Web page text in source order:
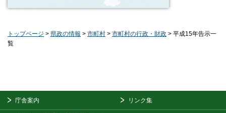
トップページ > 県政の情報 > 市町村 > 市町村の行政・財政 > 平成15年告示一
覧
庁舎案内 リンク集